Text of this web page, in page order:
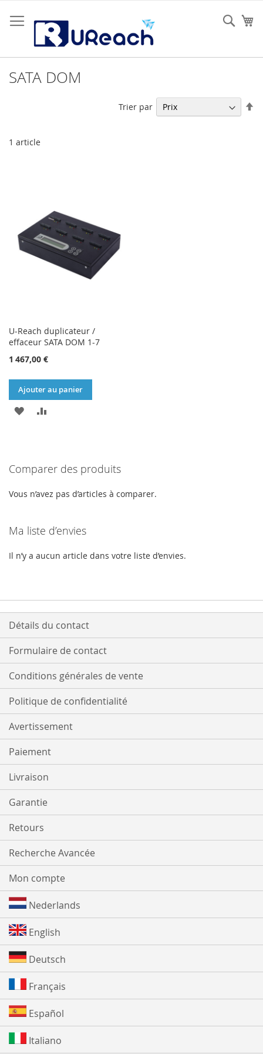
au
contenu
SATA DOM
1 article
Trier par
U-Reach duplicateur /
effaceur SATA DOM 1-7
1 467,00 €
Ajouter au panier
AJOUTER
LISTE
D’ENVIE
Comparer des produits
Vous n’avez pas d’articles à comparer.
Ma liste d’envies
Il n’y a aucun article dans votre liste d’envies.
Détails du contact
Formulaire de contact
Conditions générales de vente
Politique de confidentialité
Avertissement
Paiement
Livraison
Garantie
Retours
Recherche Avancée
Mon compte
Nederlands
English
Deutsch
Français
Español
Italiano